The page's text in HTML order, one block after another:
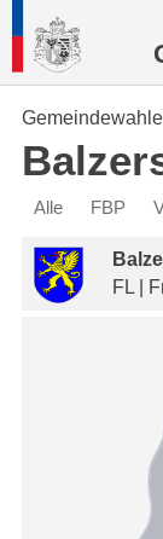
Alle FBP
FL |